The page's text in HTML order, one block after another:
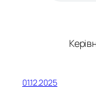
01.12.2025